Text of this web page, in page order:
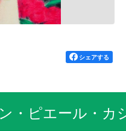
シェアする
・ピエール・カ